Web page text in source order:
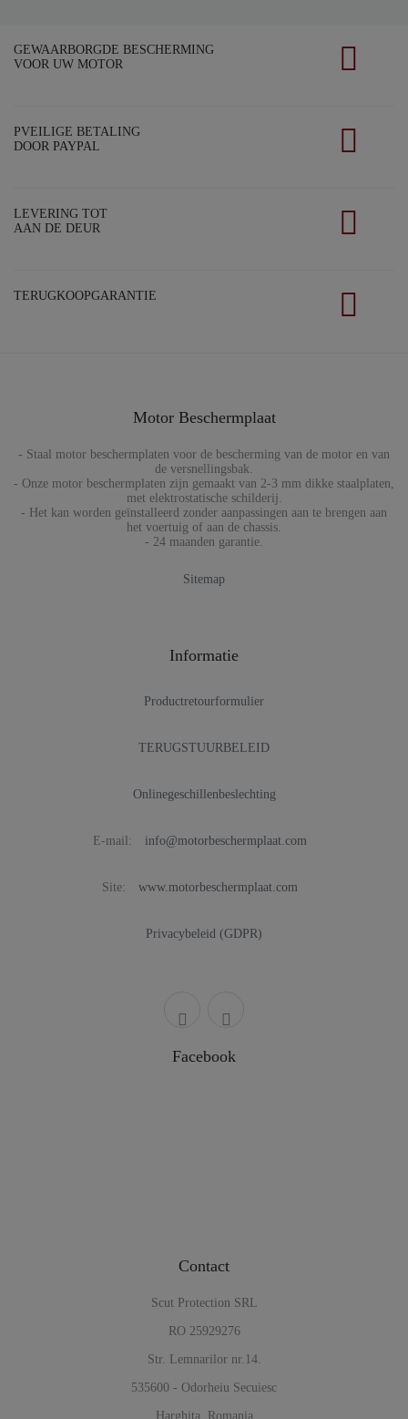
GEWAARBORGDE BESCHERMING
VOOR UW MOTOR
PVEILIGE BETALING
DOOR PAYPAL
LEVERING TOT
AAN DE DEUR
TERUGKOOPGARANTIE
Motor Beschermplaat
- Staal motor beschermplaten voor de bescherming van de motor en van
de versnellingsbak.
- Onze motor beschermplaten zijn gemaakt van 2-3 mm dikke staalplaten,
met elektrostatische schilderij.
- Het kan worden geïnstalleerd zonder aanpassingen aan te brengen aan
het voertuig of aan de chassis.
- 24 maanden garantie.
Sitemap
Informatie
Productretourformulier
TERUGSTUURBELEID
Onlinegeschillenbeslechting
E-mail: info@motorbeschermplaat.com
Site: www.motorbeschermplaat.com
Privacybeleid (GDPR)
Facebook
Contact
Scut Protection SRL
RO 25929276
Str. Lemnarilor nr.14.
535600 - Odorheiu Secuiesc
Harghita, Romania